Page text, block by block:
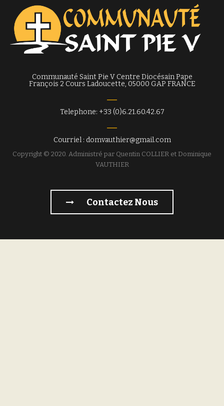
Communauté Saint Pie V Centre Diocésain Pape
François 2 Cours Ladoucette, 05000 GAP FRANCE
Telephone: +33 (0)6.21.60.42.67
Courriel : domvauthier@gmail.com
Copyright © 2020. Administré par Quentin COLLIER et Dominique
VAUTHIER
Contactez Nous